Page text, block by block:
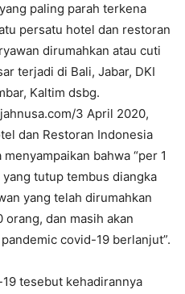
paling parah terkena
persatu hotel dan restoran
dirumahkan atau cuti
terjadi di Bali, Jabar, DKI
Kaltim dsbg.
3 April 2020,
dan Restoran Indonesia
bahwa “per 1
tutup tembus diangka
yang telah dirumahkan
orang, dan masih akan
covid-19 berlanjut”.
tesebut kehadirannya